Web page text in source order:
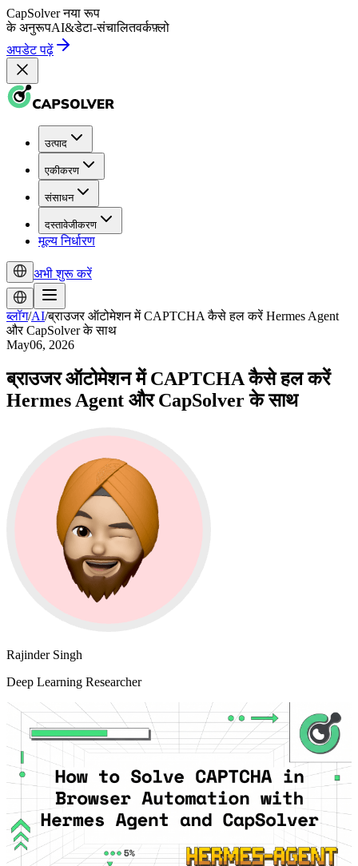
CapSolver नया रूप
के अनुरूपAI&डेटा-संचालितवर्कफ़्लो
अपडेट पढ़ें
उत्पाद
एकीकरण
संसाधन
दस्तावेजीकरण
मूल्य निर्धारण
अभी शुरू करें
ब्लॉग/AI/ब्राउजर ऑटोमेशन में CAPTCHA कैसे हल करें Hermes Agent
और CapSolver के साथ
May06, 2026
ब्राउजर ऑटोमेशन में CAPTCHA कैसे हल करें
Hermes Agent और CapSolver के साथ
Rajinder Singh
Deep Learning Researcher